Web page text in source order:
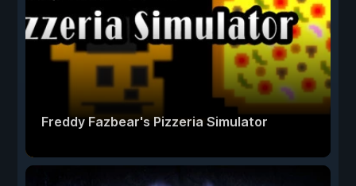
Freddy Fazbear's Pizzeria Simulator